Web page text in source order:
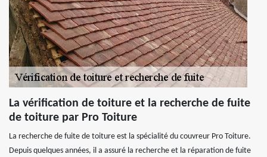
La vérification de toiture et la recherche de fuite
de toiture par Pro Toiture
La recherche de fuite de toiture est la spécialité du couvreur Pro Toiture.
Depuis quelques années, il a assuré la recherche et la réparation de fuite